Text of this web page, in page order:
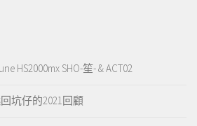
HS2000mx SHO-笙- & ACT02
坑仔的2021回顧